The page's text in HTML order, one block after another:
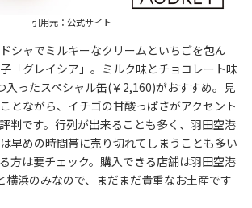
引用元： 公式サイト
シャでミルキーなクリームといちごを包ん
「グレイシア」。ミルク味とチョコレート味
入ったスペシャル缶(￥2,160)がおすすめ。見
とながら、イチゴの甘酸っぱさがアクセント
判です。行列が出来ることも多く、羽田空港
早めの時間帯に売り切れてしまうことも多い
方は要チェック。購入できる店舗は羽田空港
横浜のみなので、まだまだ貴重なお土産です